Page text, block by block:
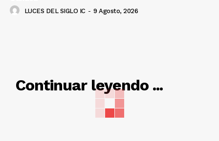
LUCES DEL SIGLO IC - 9 Agosto, 2026
Continuar leyendo ...
RELACIONADO